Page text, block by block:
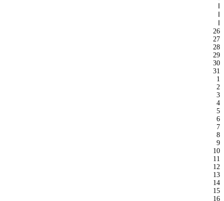
ا
ا
ا
26
27
28
29
30
31
1
2
3
4
5
6
7
8
9
10
11
12
13
14
15
16